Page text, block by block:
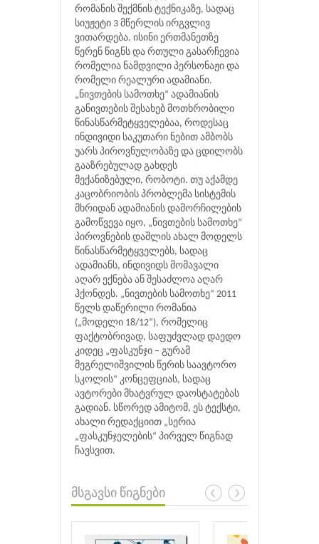
რომანის შექმნის ტექნიკაზე, სადაც
სიუჟეტი 3 მწერლის ირგვლივ
ვითარდება. ისინი ერთმანეთზე
წერენ წიგნს და რთული გასარჩევია
რომელია ნამდვილი პერსონაჟი და
რომელი რეალური ადამიანი.
„ნივთების სამოთხე“ ადამიანის
განივთების შესახებ მოთხრობილი
წინასწარმეტყველებაა, როდესაც
ინდივიდი საკუთარი ნებით ამბობს
უარს პიროვნულობაზე და ცდილობს
გააზრებულად გახდეს
მექანიზებული, რობოტი. თუ აქამდე
კაცობრიობის პრობლემა სისტემის
მხრიდან ადამიანის დამორჩილების
გამოწვევა იყო, „ნივთების სამოთხე“
პიროვნების დაშლის ახალ მოდელს
წინასწარმეტყველებს, სადაც
ადამიანს, ინდივიდს მომავალი
აღარ ექნება ან შესაძლოა აღარ
ჰქონდეს. „ნივთების სამოთხე“ 2011
წელს დაწერილი რომანია
(„მოდელი 18/12“), რომელიც
ფაქტობრივად, საფუძვლად დაედო
კიდეც „ფასკუნჯი – გურამ
მეგრელიშვილის წერის საავტორო
სკოლის“ კონცეფციას, სადაც
ავტორები მხატვრულ დაოსტატებას
გადიან. სწორედ ამიტომ, ეს ტექსტი,
ახალი რედაქციით „სერია
„ფასკუნჯელების“ პირველ წიგნად
ჩავსვით.
მსგავსი წიგნები